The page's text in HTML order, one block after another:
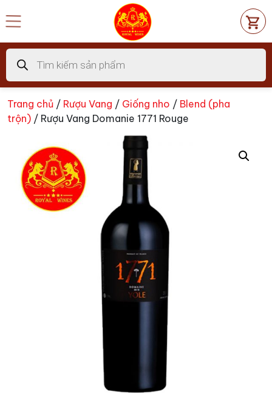
đến
dung
Tìm
kiếm
sản
phẩm
Trang chủ / Rượu Vang / Giống nho / Blend (pha
trộn) / Rượu Vang Domanie 1771 Rouge